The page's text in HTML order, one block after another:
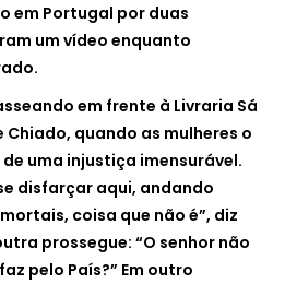
em Portugal por duas
um vídeo enquanto
em frente à Livraria Sá
quando as mulheres o
uma injustiça imensurável.
disfarçar aqui, andando
coisa que não é”, diz
prossegue: “O senhor não
pelo País?” Em outro